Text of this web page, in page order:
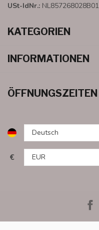
USt-IdNr.: NL857268028B01
KATEGORIEN
INFORMATIONEN
ÖFFNUNGSZEITEN
€